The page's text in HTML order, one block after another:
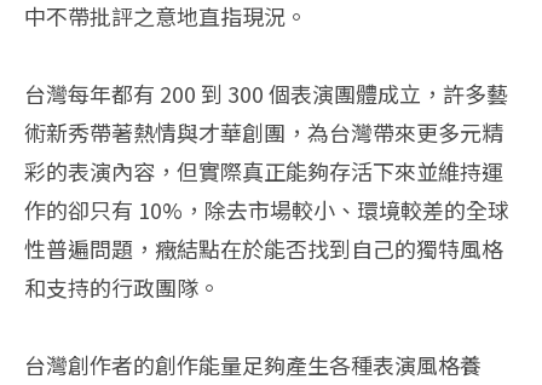
中不帶批評之意地直指現況。
台灣每年都有 200 到 300 個表演團體成立，許多藝
術新秀帶著熱情與才華創團，為台灣帶來更多元精
彩的表演內容，但實際真正能夠存活下來並維持運
作的卻只有 10%，除去市場較小、環境較差的全球
性普遍問題，癥結點在於能否找到自己的獨特風格
和支持的行政團隊。
台灣創作者的創作能量足夠產生各種表演風格養